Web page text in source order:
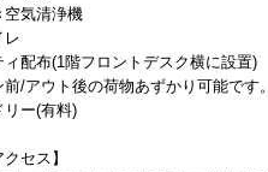
空気清浄機
レ
ィ配布(1階フロントデスク横に設置)
前/アウト後の荷物あずかり可能です。
リー(有料)
セス】